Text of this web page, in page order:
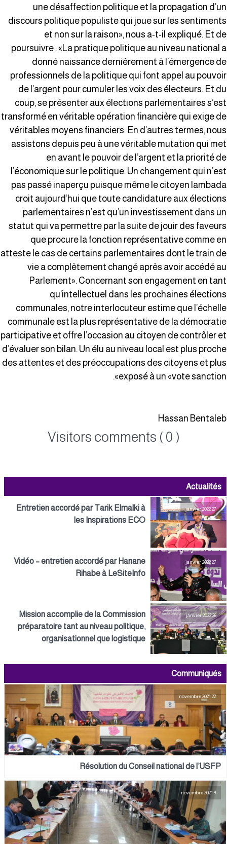
une désaffection politique et la propagation
discours politique populiste qui joue sur les
et non sur la raison», nous a-t-il expliqué. Et
poursuivre : «La pratique politique au niveau national
donné naissance dernièrement à l’émergence
professionnels de la politique qui font appel au
de l’argent pour cumuler les voix des électeurs. Et
coup, se présenter aux élections parlementaires
transformé en véritable opération financière qui exige
véritables moyens financiers. En d’autres termes,
assistons depuis peu à une véritable mutation qui
en avant le pouvoir de l’argent et la priorité
l’économique sur le politique. Un changement qui
pas passé inaperçu puisque même le citoyen
croit aujourd’hui que toute candidature aux
parlementaires n’est qu’un investissement dans
statut qui va permettre par la suite de jouir des
que procure la fonction représentative comme
atteste le cas de certains parlementaires dont le train
vie a complètement changé après avoir accédé
Parlement». Concernant son engagement en
qu’intellectuel dans les prochaines
communales, notre interlocuteur estime que
communale est la plus représentative de la
participative et offre l’occasion au citoyen de contrôler
d’évaluer son bilan. Un élu au niveau local est plus
des attentes et des préoccupations des citoyens et
exposé à un «vote
Hassan
Visitors comments ( 0 )
Actualités
27 janvier 2022
Entretien accordé par Tarik Elmalki à
les Inspirations ECO
27 janvier 2022
Vidéo – entretien accordé par Hanane
Rihabe à LeSiteInfo
26 janvier 2022
Mission accomplie de la Commission
préparatoire tant au niveau politique,
organisationnel que logistique
Communiqués
22 novembre 2021
Résolution du Conseil national de l’USFP